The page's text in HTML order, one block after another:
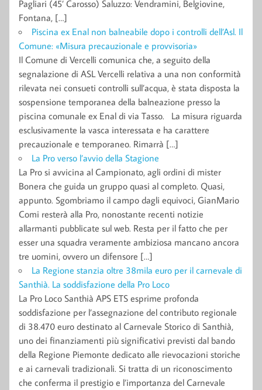
Pagliari (45’ Carosso) Saluzzo: Vendramini, Belgiovine,
Fontana, […]
Piscina ex Enal non balneabile dopo i controlli dell’Asl. Il
Comune: «Misura precauzionale e provvisoria»
Il Comune di Vercelli comunica che, a seguito della
segnalazione di ASL Vercelli relativa a una non conformità
rilevata nei consueti controlli sull’acqua, è stata disposta la
sospensione temporanea della balneazione presso la
piscina comunale ex Enal di via Tasso. La misura riguarda
esclusivamente la vasca interessata e ha carattere
precauzionale e temporaneo. Rimarrà […]
La Pro verso l’avvio della Stagione
La Pro si avvicina al Campionato, agli ordini di mister
Bonera che guida un gruppo quasi al completo. Quasi,
appunto. Sgombriamo il campo dagli equivoci, GianMario
Comi resterà alla Pro, nonostante recenti notizie
allarmanti pubblicate sul web. Resta per il fatto che per
esser una squadra veramente ambiziosa mancano ancora
tre uomini, ovvero un difensore […]
La Regione stanzia oltre 38mila euro per il carnevale di
Santhià. La soddisfazione della Pro Loco
La Pro Loco Santhià APS ETS esprime profonda
soddisfazione per l’assegnazione del contributo regionale
di 38.470 euro destinato al Carnevale Storico di Santhià,
uno dei finanziamenti più significativi previsti dal bando
della Regione Piemonte dedicato alle rievocazioni storiche
e ai carnevali tradizionali. Si tratta di un riconoscimento
che conferma il prestigio e l’importanza del Carnevale